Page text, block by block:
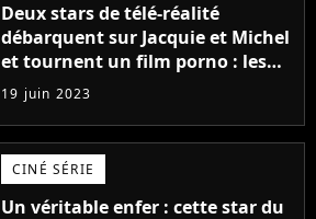
Deux stars de télé-réalité
débarquent sur Jacquie et Michel
et tournent un film porno : les
premières images du tournage
(exclu)
19 juin 2023
CINÉ SÉRIE
Un véritable enfer : cette star du